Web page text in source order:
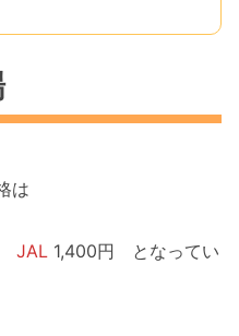
は
JAL 1,400円 となってい